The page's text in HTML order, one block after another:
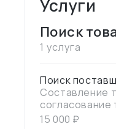
Услуги
Поиск
1 услуга
Поиск
Составление
согласование товарной
или склад
15 000 ₽